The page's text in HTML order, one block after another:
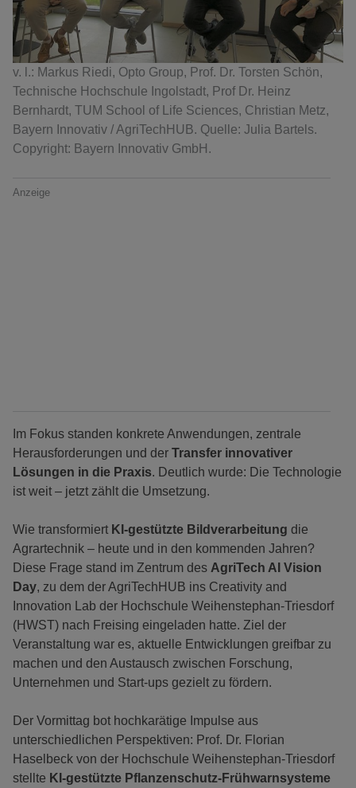
v. l.: Markus Riedi, Opto Group, Prof. Dr. Torsten Schön,
Technische Hochschule Ingolstadt, Prof Dr. Heinz
Bernhardt, TUM School of Life Sciences, Christian Metz,
Bayern Innovativ / AgriTechHUB. Quelle: Julia Bartels.
Copyright: Bayern Innovativ GmbH.
Anzeige
Im Fokus standen konkrete Anwendungen, zentrale
Herausforderungen und der Transfer innovativer
Lösungen in die Praxis. Deutlich wurde: Die Technologie
ist weit – jetzt zählt die Umsetzung.
Wie transformiert KI-gestützte Bildverarbeitung die
Agrartechnik – heute und in den kommenden Jahren?
Diese Frage stand im Zentrum des AgriTech AI Vision
Day, zu dem der AgriTechHUB ins Creativity and
Innovation Lab der Hochschule Weihenstephan-Triesdorf
(HWST) nach Freising eingeladen hatte. Ziel der
Veranstaltung war es, aktuelle Entwicklungen greifbar zu
machen und den Austausch zwischen Forschung,
Unternehmen und Start-ups gezielt zu fördern.
Der Vormittag bot hochkarätige Impulse aus
unterschiedlichen Perspektiven: Prof. Dr. Florian
Haselbeck von der Hochschule Weihenstephan-Triesdorf
stellte KI-gestützte Pflanzenschutz-Frühwarnsysteme